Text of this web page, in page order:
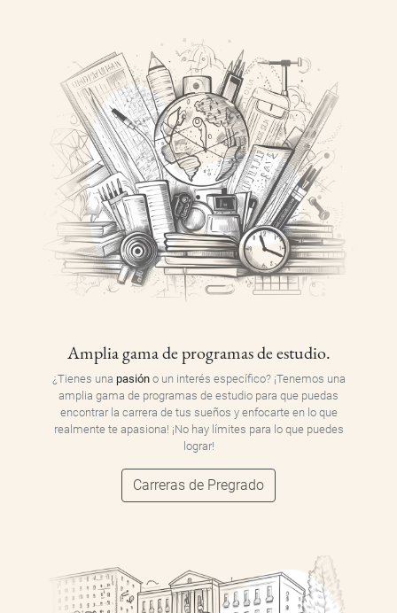
Amplia gama de programas de estudio.
¿Tienes una pasióno un interés específico? ¡Tenemos una
amplia gama de programas de estudio para que puedas
encontrar la carrera de tus sueños y enfocarte en lo que
realmente te apasiona! ¡No hay límites para lo que puedes
lograr!
Carreras de Pregrado